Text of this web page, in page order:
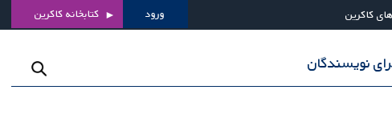
کاکرین ورود کتابخانه کاکرین
نویسندگان